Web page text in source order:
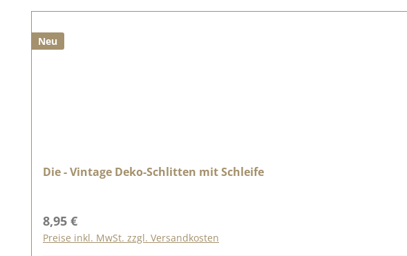
Neu
Die - Vintage Deko-Schlitten mit Schleife
Regulärer Preis:
8,95 €
Preise inkl. MwSt. zzgl. Versandkosten